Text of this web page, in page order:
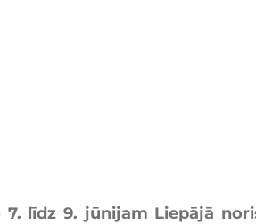
7. līdz 9. jūnijam Liepājā